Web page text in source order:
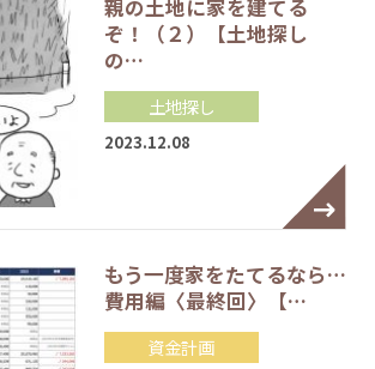
親の土地に家を建てる
ぞ！（２）【土地探し
の…
土地探し
2023.12.08
もう一度家をたてるなら…
費用編〈最終回〉【…
資金計画